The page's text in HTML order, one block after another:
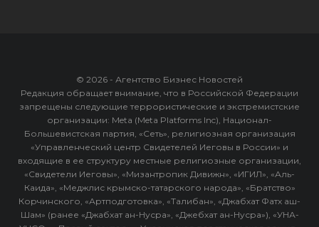
© 2026 - Агентство Бизнес Новостей
Редакция обращает внимание, что в Российской Федерации
запрещены следующие террористические и экстремистские
организации: Meta (Meta Platforms Inc), Национал-
Большевистская партия, «Сеть», религиозная организация
«Управленческий центр Свидетелей Иеговы в России» и
входящие в ее структуру местные религиозные организации,
«Свидетели Иеговы», «Мизантропик Дивижн», «ИГИЛ», «Аль-
Каида», «Меджлис крымско-татарского народа», «Братство»
Корчинского, «Артподготовка», «Талибан», «Джабхат Фатх аш-
Шам» (ранее «Джабхат ан-Нусра», «Джебхат ан-Нусра»), «УНА-